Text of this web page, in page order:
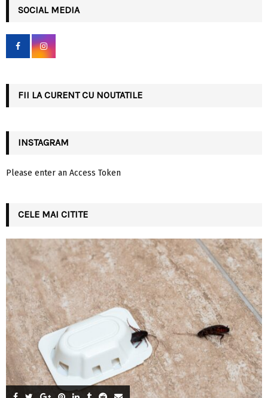
h
f
r
SOCIAL MEDIA
FII LA CURENT CU NOUTATILE
INSTAGRAM
Please enter an Access Token
CELE MAI CITITE